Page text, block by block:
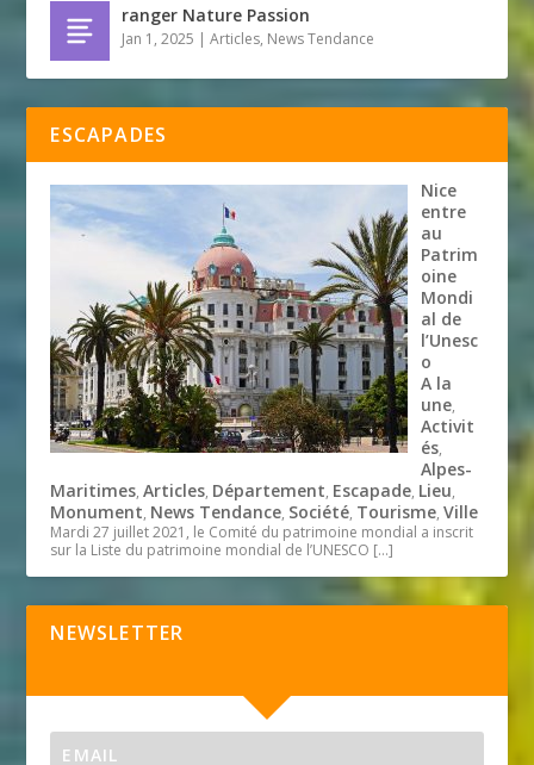
ranger Nature Passion
Jan 1, 2025 |Articles, News Tendance
ESCAPADES
Nice
entre
au
Patrim
oine
Mondi
al de
l’Unesc
o
A la
une,
Activit
és,
Alpes-
Maritimes,Articles, Département, Escapade, Lieu,
Monument, News Tendance, Société, Tourisme,Ville
Mardi 27 juillet 2021, le Comité du patrimoine mondial a inscrit
sur la Liste du patrimoine mondial de l’UNESCO […]
NEWSLETTER